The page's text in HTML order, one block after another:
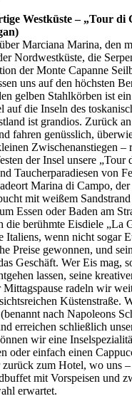
Westküste – „Tour di
Marciana Marina, den
Nordwestküste, die
der Monte Capanne
uns auf den höchsten
gelben Stahlkörben ist
auf die Inseln des
ist grandios. Zurück
fahren genüsslich,
Zwischenanstiegen –
der Insel unsere „Tour
Taucherparadiesen von
Marina di Campo,
mit weißem
Essen oder Baden am
die berühmte Eisdiele „La
Italiens, wenn nicht sogar
Preise gewonnen, und
Geschäft. Wer Eis mag,
lassen, seine
radeln wir
Küstenstraße.
nach Napoleons
erreichen schließlich
wir eine
oder einfach einen
zum Hotel, wo uns
mit Vorspeisen und
erwartet.